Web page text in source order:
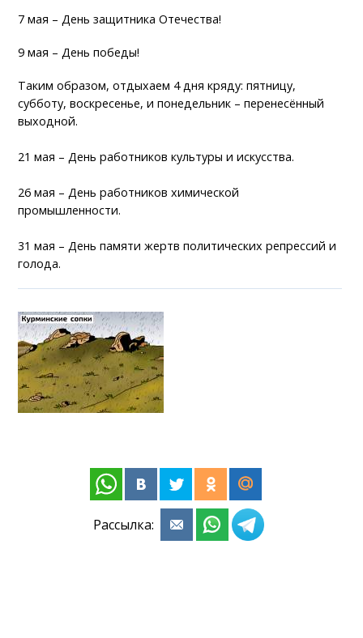
7 мая – День защитника Отечества!
9 мая – День победы!
Таким образом, отдыхаем 4 дня кряду: пятницу,
субботу, воскресенье, и понедельник – перенесённый
выходной.
21 мая – День работников культуры и искусства.
26 мая – День работников химической
промышленности.
31 мая – День памяти жертв политических репрессий и
голода.
Рассылка: